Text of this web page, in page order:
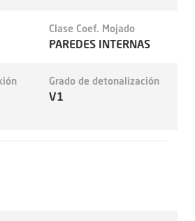
Clase Coef. Mojado
PAREDES INTERNAS
Grado de detonalización
V1